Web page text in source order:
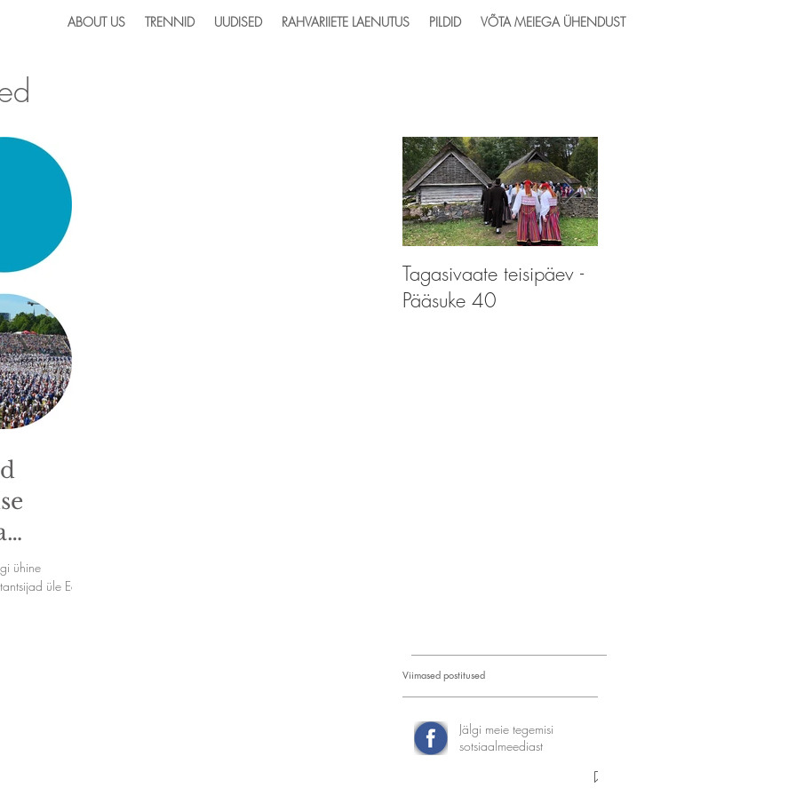
ABOUT US TRENNID UUDISED RAHVARIIETE LAENUTUS PILDID VÕTA MEIEGA ÜHENDUST
ühine
üle Eesti
Esiletõstetud postitused
Tagasivaate teisipäev -
Pääsuke 40
Viimased postitused
Jälgi meie tegemisi
sotsiaalmeediast